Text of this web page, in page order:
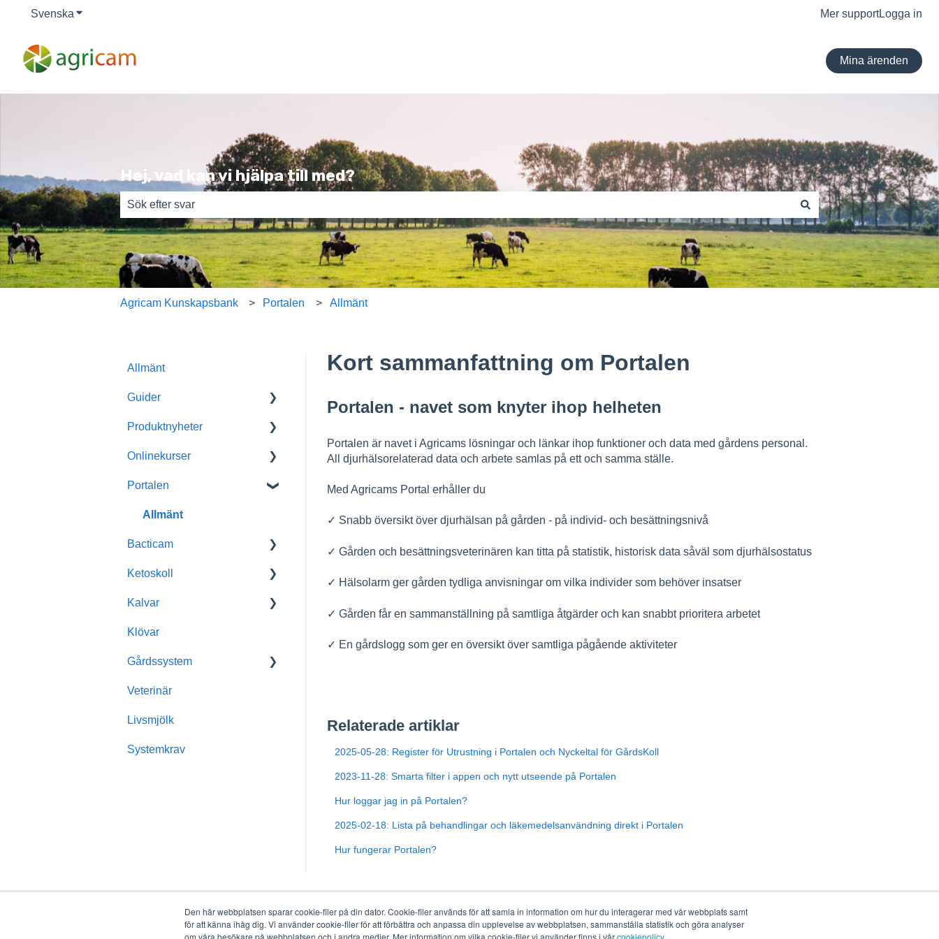
Den här webbplatsen sparar cookie-filer på din dator. Cookie-filer används för att samla in information om hur du interagerar med vår webbplats samt
för att känna ihåg dig. Vi använder cookie-filer för att förbättra och anpassa din upplevelse av webbplatsen, sammanställa statistik och göra analyser
om våra besökare på webbplatsen och i andra medier. Mer information om vilka cookie-filer vi använder finns i vårcookiepolicy.
Svenska Visa undermenyer för översättningar Mer supportLogga in
Mina ärenden
Hej, vad kan vi hjälpa till med?
Det finns inga förslag eftersom sökfältet är tomt.
Agricam Kunskapsbank Portalen Allmänt
Kort sammanfattning om Portalen
Portalen - navet som knyter ihop helheten
Portalen är navet i Agricams lösningar och länkar ihop funktioner och data med gårdens personal.
All djurhälsorelaterad data och arbete samlas på ett och samma ställe.
Med Agricams Portal erhåller du
✓ Snabb översikt över djurhälsan på gården - på individ- och besättningsnivå
✓ Gården och besättningsveterinären kan titta på statistik, historisk data såväl som djurhälsostatus
✓ Hälsolarm ger gården tydliga anvisningar om vilka individer som behöver insatser
✓ Gården får en sammanställning på samtliga åtgärder och kan snabbt prioritera arbetet
✓ En gårdslogg som ger en översikt över samtliga pågående aktiviteter
Relaterade artiklar
2025-05-28: Register för Utrustning i Portalen och Nyckeltal för GårdsKoll
2023-11-28: Smarta filter i appen och nytt utseende på Portalen
Hur loggar jag in på Portalen?
2025-02-18: Lista på behandlingar och läkemedelsanvändning direkt i Portalen
Hur fungerar Portalen?
Allmänt
Guider
Filmer
Produktnyheter
Portalen
Appen
Filmer
Onlinekurser
Användarutbildningar
Portalen
Allmänt
Bacticam
Allmänt
Produktinformation
Odlingsplattor
Fördelar med Bacticam
Strategi och behandling
Ketoskoll
Allmänt
Produktinformation
Kalvar
Allmänt
Fördelar med KalvKoll
Klövar
Gårdssystem
Administratör
Användare
Veterinär
Livsmjölk
Systemkrav